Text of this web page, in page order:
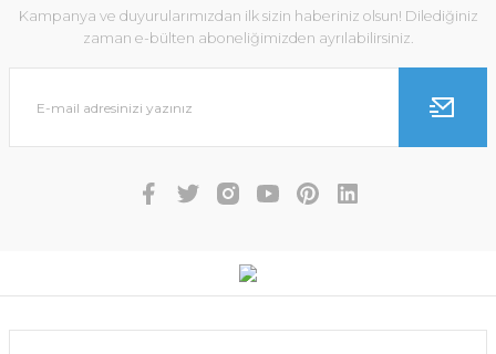
Kampanya ve duyurularımızdan ilk sizin haberiniz olsun! Dilediğiniz
zaman e-bülten aboneliğimizden ayrılabilirsiniz.